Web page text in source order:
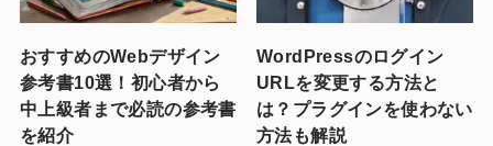
おすすめのWebデザイン
参考書10選！初心者から
中上級者まで必読の参考書
を紹介
WordPressのログイン
URLを変更する方法と
は？プラグインを使わない
方法も解説